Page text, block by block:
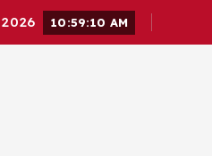
10:59:11 AM